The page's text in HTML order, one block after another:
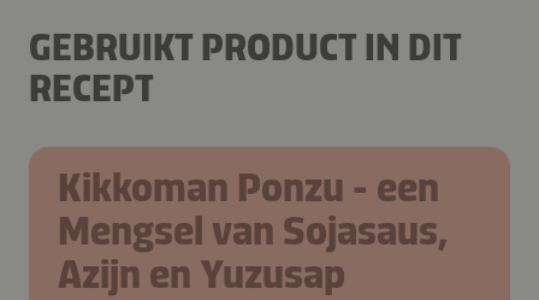
GEBRUIKT PRODUCT IN DIT
RECEPT
Kikkoman Ponzu - een
Mengsel van Sojasaus,
Azijn en Yuzusap